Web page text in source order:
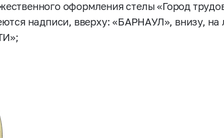
оформления стелы «Город
надписи, вверху: «БАРНАУЛ», внизу, на